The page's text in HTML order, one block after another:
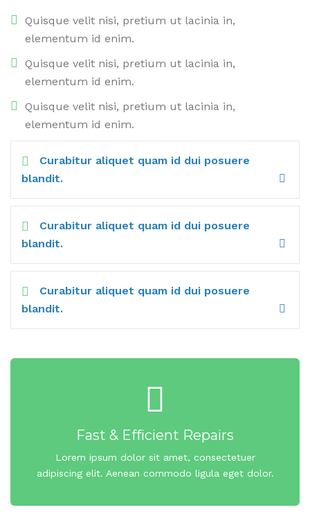
Quisque velit nisi, pretium ut lacinia in,
elementum id enim.
Quisque velit nisi, pretium ut lacinia in,
elementum id enim.
Quisque velit nisi, pretium ut lacinia in,
elementum id enim.
Curabitur aliquet quam id dui posuere
blandit.
Curabitur aliquet quam id dui posuere
blandit.
Curabitur aliquet quam id dui posuere
blandit.
Fast & Efficient Repairs
Lorem ipsum dolor sit amet, consectetuer
adipiscing elit. Aenean commodo ligula eget dolor.